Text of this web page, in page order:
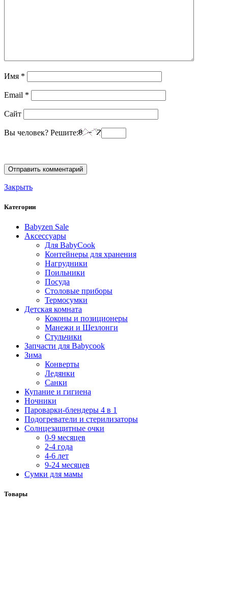
Имя *
Email *
Сайт
Вы человек? Решите:
Закрыть
Категории
Babyzen Sale
Аксессуары
Для BabyCook
Контейнеры для хранения
Нагрудники
Поильники
Посуда
Столовые приборы
Термосумки
Детская комната
Коконы и позиционеры
Манежи и Шезлонги
Стульчики
Запчасти для Babycook
Зима
Конверты
Ледянки
Санки
Купание и гигиена
Ночники
Пароварки-блендеры 4 в 1
Подогреватели и стерилизаторы
Солнцезащитные очки
0-9 месяцев
2-4 года
4-6 лет
9-24 месяцев
Сумки для мамы
Товары